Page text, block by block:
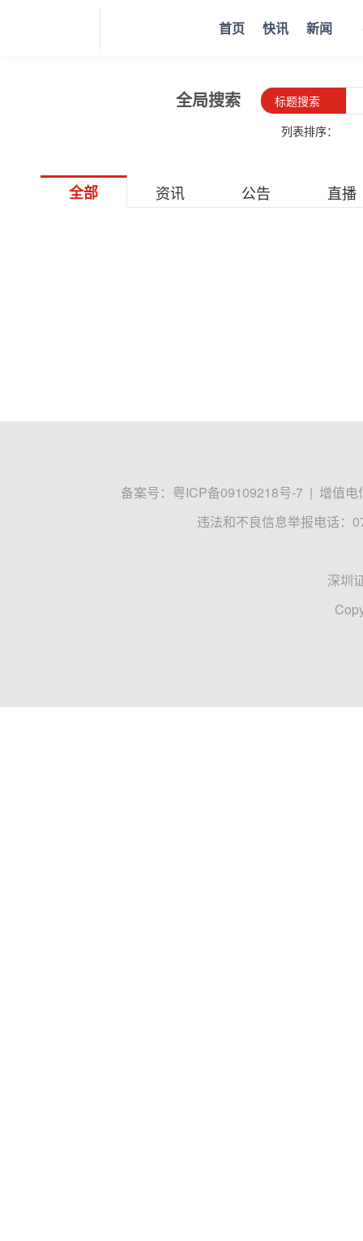
首页 快讯 新闻
全局搜索
标题搜索
列表排序：
全部 资讯 公告 直播
备案号： 粤ICP备09109218号-7 | 增值电
违法和不良信息举报电话：
深圳